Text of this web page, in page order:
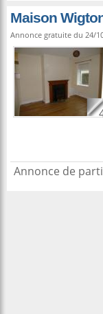
Maison
Annonce gratuite du 24/
Annonce de